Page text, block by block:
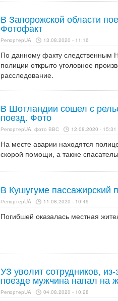
В Запорожской области
Фотофакт
РепортерUA 13.08.2020 - 11:16
По данному факту следственным
полиции открыто уголовное
расследование.
В Шотландии сошел с
поезд. Фото
РепортерUA, фото ВВС 12.08.2020 - 15:31
На месте аварии находятся
скорой помощи, а также
В Кушугуме пассажирский
РепортерUA 11.08.2020 - 10:49
Погибшей оказалась местная
УЗ уволит сотрудников,
поезде мужчина напал на
РепортерUA 04.08.2020 - 10:28